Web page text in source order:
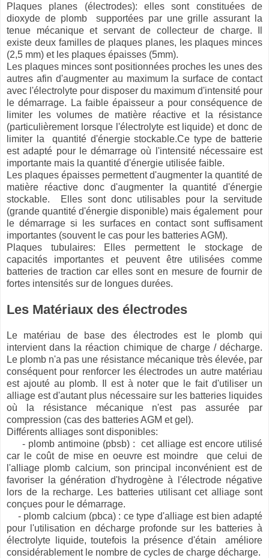
Plaques planes (électrodes): elles sont constituées de
dioxyde de plomb supportées par une grille assurant la
tenue mécanique et servant de collecteur de charge. Il
existe deux familles de plaques planes, les plaques minces
(2,5 mm) et les plaques épaisses (5mm).
Les plaques minces sont positionnées proches les unes des
autres afin d'augmenter au maximum la surface de contact
avec l'électrolyte pour disposer du maximum d'intensité pour
le démarrage. La faible épaisseur a pour conséquence de
limiter les volumes de matière réactive et la résistance
(particulièrement lorsque l'électrolyte est liquide) et donc de
limiter la quantité d'énergie stockable.Ce type de batterie
est adapté pour le démarrage où l'intensité nécessaire est
importante mais la quantité d'énergie utilisée faible.
Les plaques épaisses permettent d'augmenter la quantité de
matière réactive donc d'augmenter la quantité d'énergie
stockable. Elles sont donc utilisables pour la servitude
(grande quantité d'énergie disponible) mais également pour
le démarrage si les surfaces en contact sont suffisament
importantes (souvent le cas pour les batteries AGM).
Plaques tubulaires: Elles permettent le stockage de
capacités importantes et peuvent être utilisées comme
batteries de traction car elles sont en mesure de fournir de
fortes intensités sur de longues durées.
Les Matériaux des électrodes
Le matériau de base des électrodes est le plomb qui
intervient dans la réaction chimique de charge / décharge.
Le plomb n'a pas une résistance mécanique très élevée, par
conséquent pour renforcer les électrodes un autre matériau
est ajouté au plomb. Il est à noter que le fait d'utiliser un
alliage est d'autant plus nécessaire sur les batteries liquides
où la résistance mécanique n'est pas assurée par
compression (cas des batteries AGM et gel).
Différents alliages sont disponibles:
- plomb antimoine (pbsb) : cet alliage est encore utilisé
car le coût de mise en oeuvre est moindre que celui de
l'alliage plomb calcium, son principal inconvénient est de
favoriser la génération d'hydrogène à l'électrode négative
lors de la recharge. Les batteries utilisant cet alliage sont
conçues pour le démarrage.
- plomb calcium (pbca) : ce type d'alliage est bien adapté
pour l'utilisation en décharge profonde sur les batteries à
électrolyte liquide, toutefois la présence d'étain améliore
considérablement le nombre de cycles de charge décharge.